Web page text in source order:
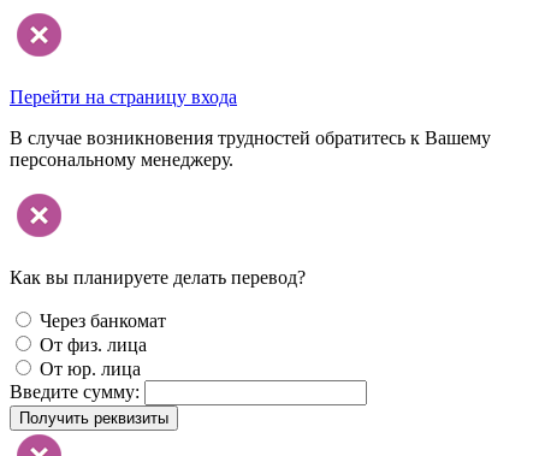
Перейти на страницу входа
В случае возникновения трудностей обратитесь к Вашему
персональному менеджеру.
Как вы планируете делать перевод?
Через банкомат
От физ. лица
От юр. лица
Введите сумму:
Получить реквизиты